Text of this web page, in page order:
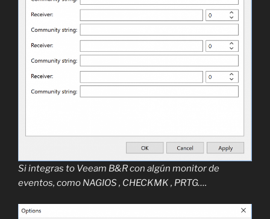
Si integras to Veeam B&R con algún monitor de
eventos, como NAGIOS , CHECKMK , PRTG….